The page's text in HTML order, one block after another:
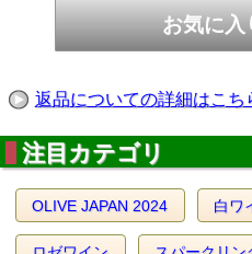
算させていただきます。 （オ
よる送料の変動はございませ
造られる土着品種の白ワイン
このエリアの土地はもともと
い間人の手を加えず休閑して
が活性化し、高品質な葡萄を
りました。所有する24haの畑
料や除草剤は一切使いません
肥を使用するなど、環境に配
返品についての詳細はこち
注目カテゴリ
OLIVE JAPAN 2024 白ワ